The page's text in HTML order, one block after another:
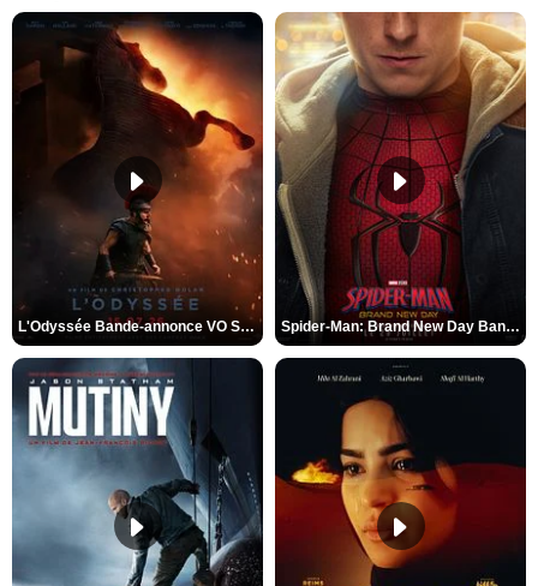
L'Odyssée Bande-annonce VO STFR Spider-Man: Brand New Day Bande-annonce VO STFR